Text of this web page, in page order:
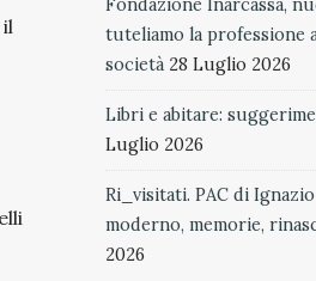
Fondazione Inarcassa,
tuteliamo la professione
società 28 Luglio 2026
Libri e abitare:
Luglio 2026
Ri_visitati. PAC di
moderno, memorie,
2026